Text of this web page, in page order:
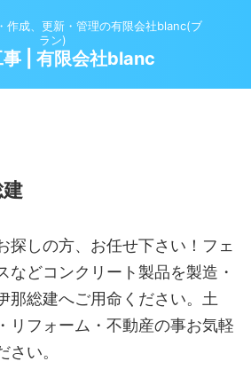
作成、更新・管理の有限会社blanc(ブ
ラン)
事 | 有限会社blanc
探しの方、お任せ下さい！フェ
などコンクリート製品を製造・
那総建へご用命ください。土
リフォーム・不動産の事お気軽
い。